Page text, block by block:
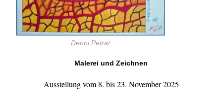
Denni Petrat
Malerei und Zeichnen
Ausstellung vom 8. bis 23. November 2025